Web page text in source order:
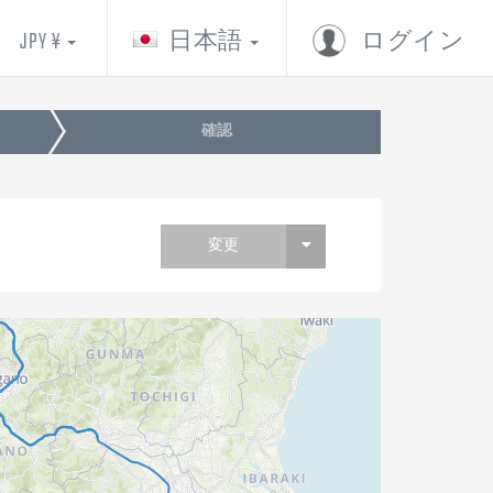
ログイン
日本語
JPY ¥
確認
変更